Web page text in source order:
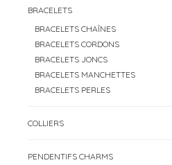
BRACELETS
BRACELETS CHAÎNES
BRACELETS CORDONS
BRACELETS JONCS
BRACELETS MANCHETTES
BRACELETS PERLES
COLLIERS
PENDENTIFS CHARMS